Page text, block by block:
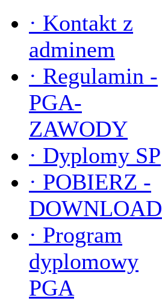
· Kontakt z
adminem
· Regulamin -
PGA-
ZAWODY
· Dyplomy SP
· POBIERZ -
DOWNLOAD
· Program
dyplomowy
PGA